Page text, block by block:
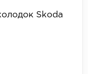
Skoda